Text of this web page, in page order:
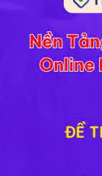
lớp 11 NC
giữa nhiệt độ và
3
nhiệt độ với